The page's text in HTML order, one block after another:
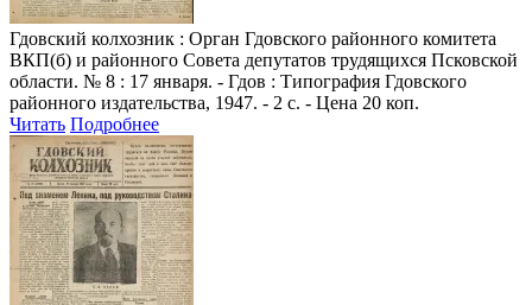
Гдовский колхозник : Орган Гдовского районного комитета
ВКП(б) и районного Совета депутатов трудящихся Псковской
области. № 8 : 17 января. - Гдов : Типография Гдовского
районного издательства, 1947. - 2 с. - Цена 20 коп.
Читать Подробнее